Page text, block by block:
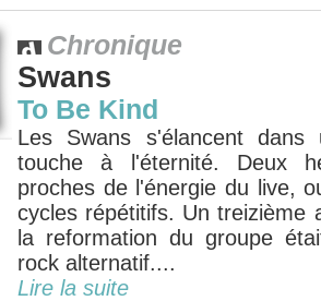
Chronique
Swans
To Be Kind
Les Swans s'élancent dans
touche à l'éternité. Deux
proches de l'énergie du live,
cycles répétitifs. Un treizième
la reformation du groupe
rock alternatif....
Lire la suite